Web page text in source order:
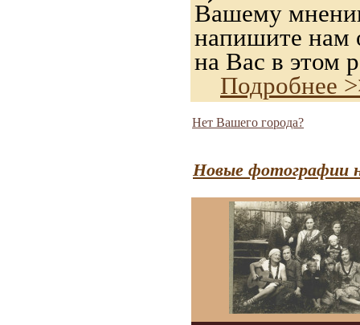
Вашему
напишите нам
на Вас в этом
Подробнее
Нет Вашего города?
Новые фотографии